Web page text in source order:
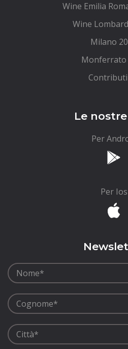
Wine Emilia
Wine
Milano
Monferrato
Contributi
Le
Per
Per Ios